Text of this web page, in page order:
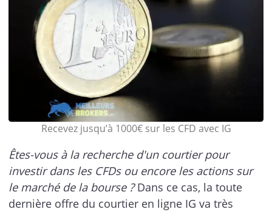
Recevez jusqu’à 1000€ sur les CFD avec IG
Êtes-vous à la recherche d'un courtier pour
investir dans les CFDs ou encore les actions sur
le marché de la bourse ?Dans ce cas, la toute
dernière offre du courtier en ligne IG va très